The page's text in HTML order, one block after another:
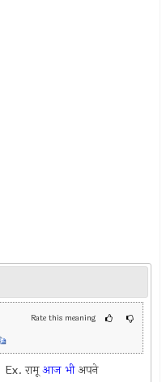
Rate this meaning
Ex.रामूआज भीअपने